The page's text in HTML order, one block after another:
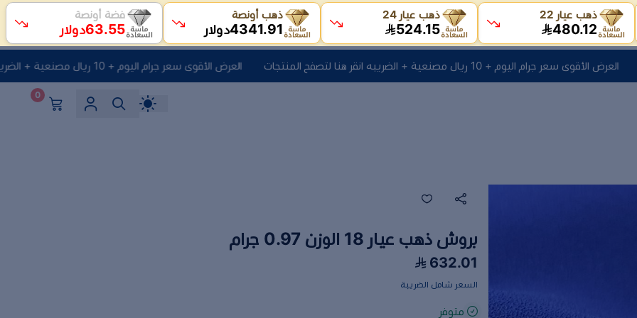
الأقوى سعر جرام اليوم + 10 ريال مصنعية + الضريبه انقر هنا لتصفح المنتجات العرض الأقوى سعر جرام اليوم + 10 ريال مصنعية + الضريبه انقر هنا لتصفح المنتجات
0
بروش ذهب عيار 18 الوزن 0.97 جرام
632.01
السعر شامل الضريبة
متوفر
ذهب عيار 22
480.12
ذهب عيار 24
524.15
ذهب أونصة
4341.91دولار
فضة أونصة
63.55دولار